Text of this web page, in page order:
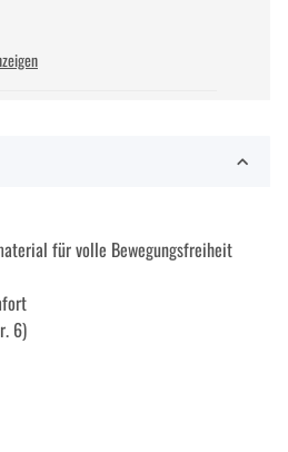
für volle Bewegungsfreiheit
6)